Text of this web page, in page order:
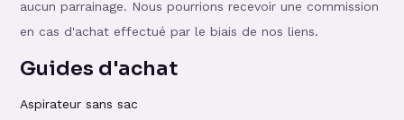
aucun parrainage. Nous pourrions recevoir une commission
en cas d'achat effectué par le biais de nos liens.
Guides d'achat
Aspirateur sans sac